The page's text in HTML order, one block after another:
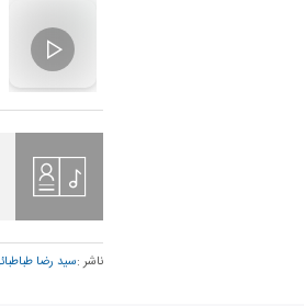
ناشر :سید رضا